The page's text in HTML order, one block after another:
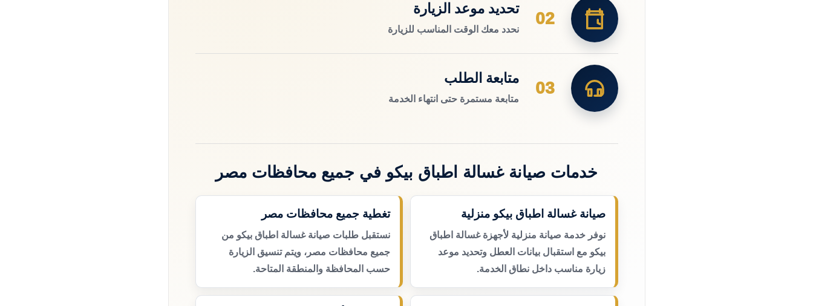
02
تحديد موعد الزيارة
نحدد معك الوقت المناسب للزيارة
03
متابعة الطلب
متابعة مستمرة حتى انتهاء الخدمة
خدمات صيانة غسالة اطباق بيكو في جميع محافظات مصر
صيانة غسالة اطباق بيكو منزلية
نوفر خدمة صيانة منزلية لأجهزة غسالة اطباق
بيكو مع استقبال بيانات العطل وتحديد موعد
زيارة مناسب داخل نطاق الخدمة.
تغطية جميع محافظات مصر
نستقبل طلبات صيانة غسالة اطباق بيكو من
جميع محافظات مصر، ويتم تنسيق الزيارة
حسب المحافظة والمنطقة المتاحة.